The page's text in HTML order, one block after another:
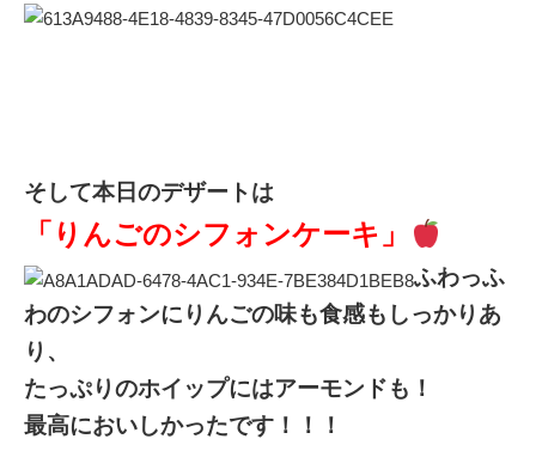
そして本日のデザートは
「りんごのシフォンケーキ」
ふわっふ
わのシフォンにりんごの味も食感もしっかりあ
り、
たっぷりのホイップにはアーモンドも！
最高においしかったです！！！